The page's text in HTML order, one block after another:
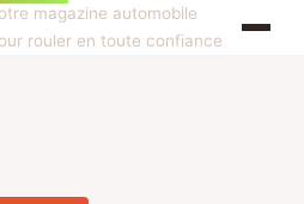
magazine automobile
rouler en toute confiance